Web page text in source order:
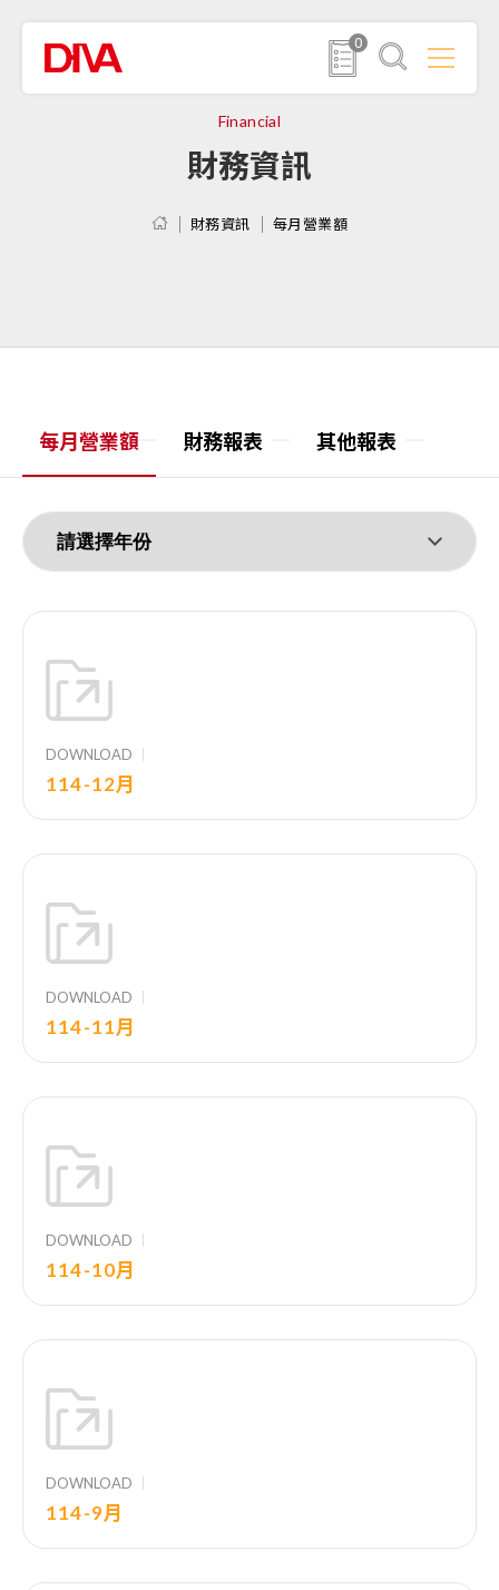
0
Financial
財務資訊
財務資訊 每月營業額
每月營業額 財務報表 其他報表
DOWNLOAD
114-12月
DOWNLOAD
114-11月
DOWNLOAD
114-10月
DOWNLOAD
114-9月